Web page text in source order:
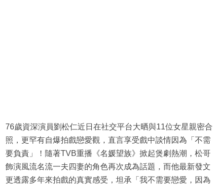
76歲資深演員劉松仁近日在社交平台大晒與11位女星親密合
照，更罕有自爆拍戲戀愛觀，直言享受戲中談情因為「不需
要負責」！隨著TVB重播《名媛望族》掀起煲劇熱潮，松哥
飾演風流名流一夫四妻的角色再次成為話題，而他最新發文
更透露多年來拍戲的真實感受，坦承「我不需要戀愛，因為